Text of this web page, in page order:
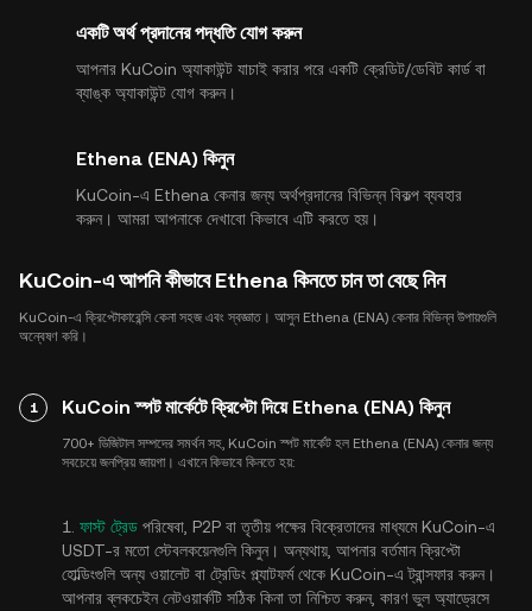
একটি অর্থ প্রদানের পদ্ধতি যোগ করুন
আপনার KuCoin অ্যাকাউন্ট যাচাই করার পরে একটি ক্রেডিট/ডেবিট কার্ড বা
ব্যাঙ্ক অ্যাকাউন্ট যোগ করুন।
Ethena (ENA) কিনুন
KuCoin-এ Ethena কেনার জন্য অর্থপ্রদানের বিভিন্ন বিকল্প ব্যবহার
করুন। আমরা আপনাকে দেখাবো কিভাবে এটি করতে হয়।
KuCoin-এ আপনি কীভাবে Ethena কিনতে চান তা বেছে নিন
KuCoin-এ ক্রিপ্টোকারেন্সি কেনা সহজ এবং স্বজ্ঞাত। আসুন Ethena (ENA) কেনার বিভিন্ন উপায়গুলি
অন্বেষণ করি।
1 KuCoin স্পট মার্কেটে ক্রিপ্টো দিয়ে Ethena (ENA) কিনুন
700+ ডিজিটাল সম্পদের সমর্থন সহ, KuCoin স্পট মার্কেট হল Ethena (ENA) কেনার জন্য
সবচেয়ে জনপ্রিয় জায়গা। এখানে কিভাবে কিনতে হয়:
1. ফাস্ট ট্রেড পরিষেবা, P2P বা তৃতীয় পক্ষের বিক্রেতাদের মাধ্যমে KuCoin-এ
USDT-র মতো স্টেবলকয়েনগুলি কিনুন। অন্যথায়, আপনার বর্তমান ক্রিপ্টো
হোল্ডিংগুলি অন্য ওয়ালেট বা ট্রেডিং প্ল্যাটফর্ম থেকে KuCoin-এ ট্রান্সফার করুন।
আপনার ব্লকচেইন নেটওয়ার্কটি সঠিক কিনা তা নিশ্চিত করুন, কারণ ভুল অ্যাড্রেসে